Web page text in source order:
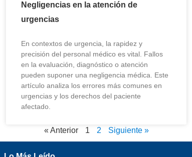
Negligencias en la atención de
urgencias
En contextos de urgencia, la rapidez y
precisión del personal médico es vital. Fallos
en la evaluación, diagnóstico o atención
pueden suponer una negligencia médica. Este
artículo analiza los errores más comunes en
urgencias y los derechos del paciente
afectado.
« Anterior 1 2 Siguiente »